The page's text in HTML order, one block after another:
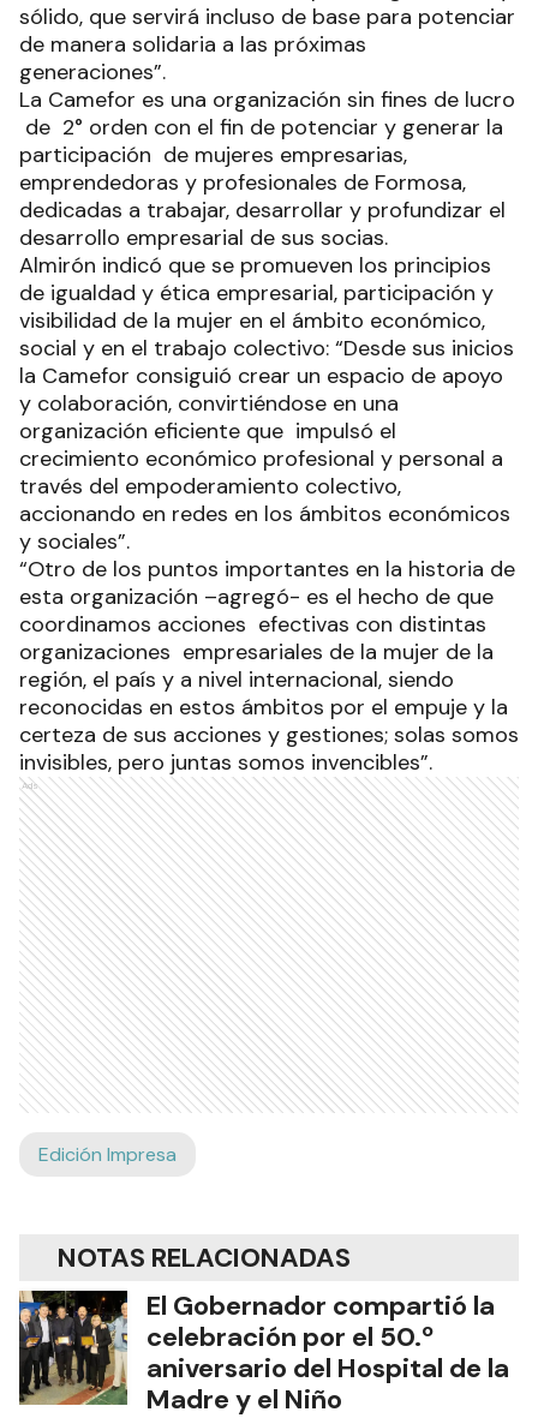
sólido, que servirá incluso de base para potenciar
de manera solidaria a las próximas
generaciones”.
La Camefor es una organización sin fines de lucro
de 2° orden con el fin de potenciar y generar la
participación de mujeres empresarias,
emprendedoras y profesionales de Formosa,
dedicadas a trabajar, desarrollar y profundizar el
desarrollo empresarial de sus socias.
Almirón indicó que se promueven los principios
de igualdad y ética empresarial, participación y
visibilidad de la mujer en el ámbito económico,
social y en el trabajo colectivo: “Desde sus inicios
la Camefor consiguió crear un espacio de apoyo
y colaboración, convirtiéndose en una
organización eficiente que impulsó el
crecimiento económico profesional y personal a
través del empoderamiento colectivo,
accionando en redes en los ámbitos económicos
y sociales”.
“Otro de los puntos importantes en la historia de
esta organización –agregó- es el hecho de que
coordinamos acciones efectivas con distintas
organizaciones empresariales de la mujer de la
región, el país y a nivel internacional, siendo
reconocidas en estos ámbitos por el empuje y la
certeza de sus acciones y gestiones; solas somos
invisibles, pero juntas somos invencibles”.
Ads
Edición Impresa
NOTAS RELACIONADAS
El Gobernador compartió la
celebración por el 50.º
aniversario del Hospital de la
Madre y el Niño